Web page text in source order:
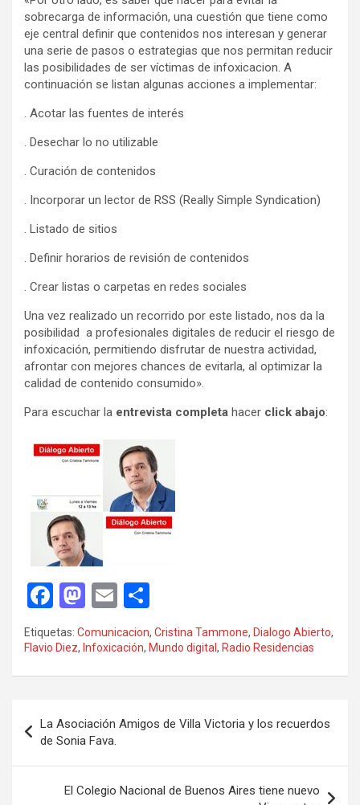
sobrecarga de información, una cuestión que tiene como
eje central definir que contenidos nos interesan y generar
una serie de pasos o estrategias que nos permitan reducir
las posibilidades de ser víctimas de infoxicacion. A
continuación se listan algunas acciones a implementar:
. Acotar las fuentes de interés
. Desechar lo no utilizable
. Curación de contenidos
. Incorporar un lector de RSS (Really Simple Syndication)
. Listado de sitios
. Definir horarios de revisión de contenidos
. Crear listas o carpetas en redes sociales
Una vez realizado un recorrido por este listado, nos da la
posibilidad a profesionales digitales de reducir el riesgo de
infoxicación, permitiendo disfrutar de nuestra actividad,
afrontar con mejores chances de evitarla, al optimizar la
calidad de contenido consumido».
Para escuchar la entrevista completa hacer click abajo:
F
a
ce
b
o
k
M
st
o
o
n
E
m
ail
o
m
p
tir
Etiquetas: Comunicacion, Cristina Tammone, Dialogo Abierto,
Flavio Diez, Infoxicación, Mundo digital , Radio Residencias
de
entradas
La Asociación Amigos de Villa Victoria y los recuerdos
de Sonia Fava.
El Colegio Nacional de Buenos Aires tiene nuevo